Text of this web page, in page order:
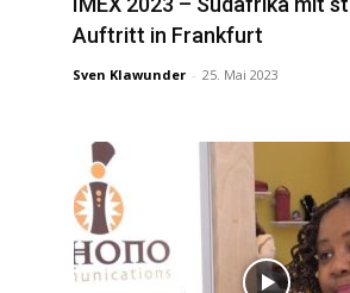
Auftritt in Frankfurt
Sven Klawunder - 25. Mai 2023